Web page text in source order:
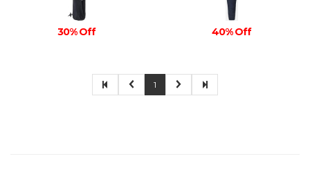
30% Off 40% Off
1